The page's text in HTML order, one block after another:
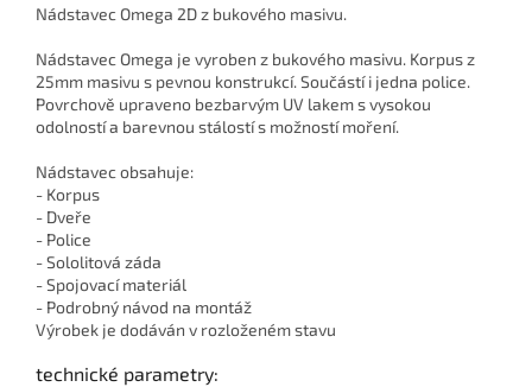
Nádstavec Omega 2D z bukového masivu.
Nádstavec Omega je vyroben z bukového masivu. Korpus z
25mm masivu s pevnou konstrukcí. Součástí i jedna police.
Povrchově upraveno bezbarvým UV lakem s vysokou
odolností a barevnou stálostí s možností moření.
Nádstavec obsahuje:
- Korpus
- Dveře
- Police
- Sololitová záda
- Spojovací materiál
- Podrobný návod na montáž
Výrobek je dodáván v rozloženém stavu
technické parametry: